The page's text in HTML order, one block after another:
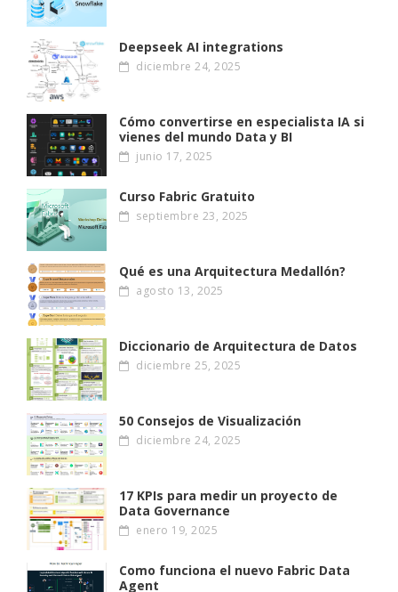
Deepseek AI integrations
diciembre 24, 2025
Cómo convertirse en especialista IA si
vienes del mundo Data y BI
junio 17, 2025
Curso Fabric Gratuito
septiembre 23, 2025
Qué es una Arquitectura Medallón?
agosto 13, 2025
Diccionario de Arquitectura de Datos
diciembre 25, 2025
50 Consejos de Visualización
diciembre 24, 2025
17 KPIs para medir un proyecto de
Data Governance
enero 19, 2025
Como funciona el nuevo Fabric Data
Agent